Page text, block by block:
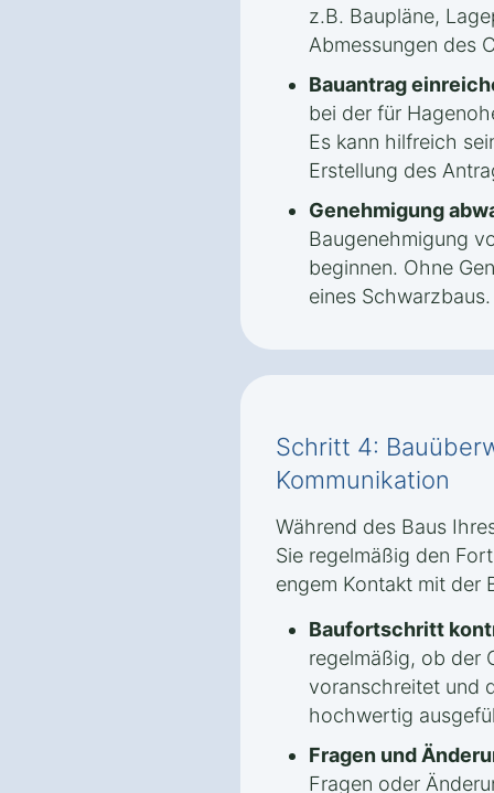
z.B. Baupläne,
Abmessungen des
Bauantrag
bei der für
Es kann hilfreich
Erstellung des
Genehmigung
Baugenehmigung
beginnen. Ohne
eines Schwarzbaus.
Schritt 4:
Kommunikation
Während des Baus
Sie regelmäßig den
engem Kontakt mit der
Baufortschritt
regelmäßig, ob der
voranschreitet und
hochwertig
Fragen und
Fragen oder